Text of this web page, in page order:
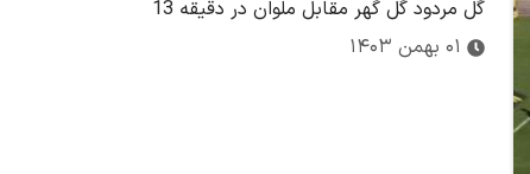
گل مردود گل گهر مقابل ملوان در دقیقه 13
۰۱ بهمن ۱۴۰۳